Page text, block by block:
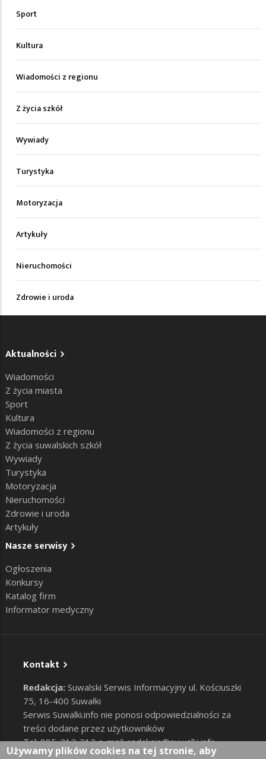
Sport
Kultura
Wiadomości z regionu
Z życia szkół
Wywiady
Turystyka
Motoryzacja
Artykuły
Nieruchomości
Zdrowie i uroda
Aktualności
Wiadomości
Z życia miasta
Sport
Kultura
Wiadomości z regionu
Z życia suwalskich szkół
Wywiady
Turystyka
Motoryzacja
Nieruchomości
Zdrowie i uroda
Artykuły
Nasze serwisy
Ogłoszenia
Konkursy
Katalog firm
Informator medyczny
Kontakt
Redakcja: Suwalski Serwis Informacyjny ul. Kościuszki
75, 16-400 Suwałki
Serwis Suwalki.info nie ponosi odpowiedzialności za
treści dodane przez użytkowników
Tel: 885-212-212 e-mail:redakcja@suwalki.info,
reklama@suwalki.info
Używamy plików cookies na tej stronie, aby